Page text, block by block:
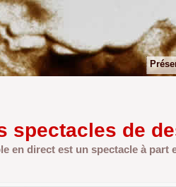
spectacles de
en direct est un spectacle à part